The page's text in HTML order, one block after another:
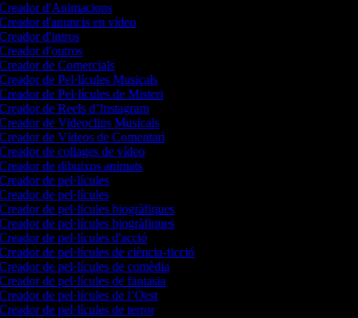
d'Animacions
d'anuncis en vídeo
d'intros
d'outros
de Comercials
de Pel·lícules Musicals
de Pel·lícules de Misteri
de Reels d’Instagram
de Videoclips Musicals
de Vídeos de Comentari
de collages de vídeo
de dibuixos animats
de pel·lícules
de pel·lícules
de pel·lícules biogràfiques
de pel·lícules biogràfiques
de pel·lícules d'acció
de pel·lícules de ciència-ficció
de pel·lícules de comèdia
de pel·lícules de fantasia
de pel·lícules de l’Oest
de pel·lícules de terror